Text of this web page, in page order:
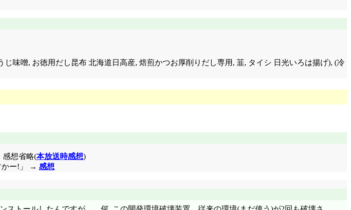
味噌, お徳用だし昆布 北海道日高産, 焙煎かつお厚削りだし専用, 韮, タイシ 日光いろは揚げ), (冷
感想省略(本放送時感想)
かー!」 → 感想